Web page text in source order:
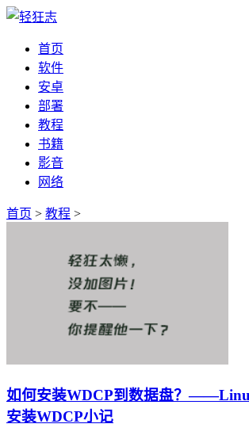
首页
软件
安卓
部署
教程
书籍
影音
网络
首页 > 教程 >
如何安装WDCP到数据盘？
安装WDCP小记